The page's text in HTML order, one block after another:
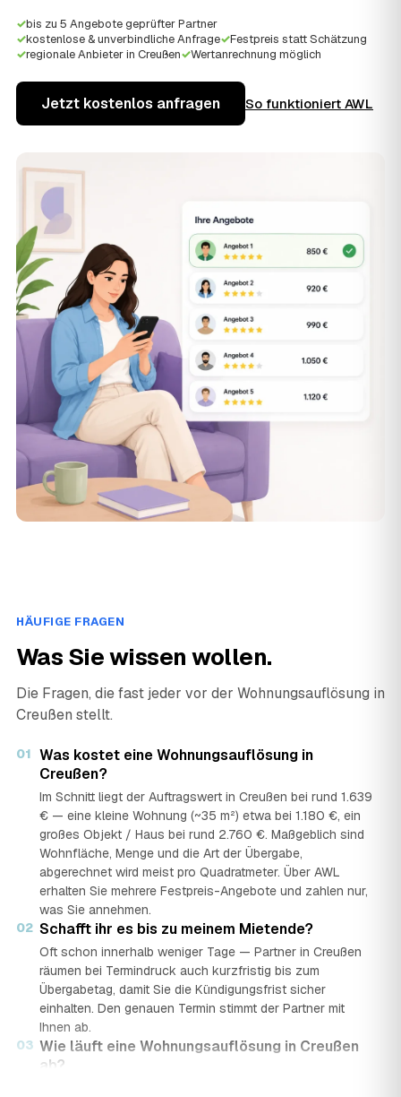
✓bis zu 5 Angebote geprüfter Partner
✓kostenlose & unverbindliche Anfrage✓Festpreis statt Schätzung
✓regionale Anbieter in Creußen✓Wertanrechnung möglich
Jetzt kostenlos anfragen So funktioniert AWL
HÄUFIGE FRAGEN
Was Sie wissen wollen.
Die Fragen, die fast jeder vor der Wohnungsauflösung in
Creußen stellt.
01 Was kostet eine Wohnungsauflösung in
Creußen?
Im Schnitt liegt der Auftragswert in Creußen bei rund 1.639
€ — eine kleine Wohnung (~35 m²) etwa bei 1.180 €, ein
großes Objekt / Haus bei rund 2.760 €. Maßgeblich sind
Wohnfläche, Menge und die Art der Übergabe,
abgerechnet wird meist pro Quadratmeter. Über AWL
erhalten Sie mehrere Festpreis-Angebote und zahlen nur,
was Sie annehmen.
02 Schafft ihr es bis zu meinem Mietende?
Oft schon innerhalb weniger Tage — Partner in Creußen
räumen bei Termindruck auch kurzfristig bis zum
Übergabetag, damit Sie die Kündigungsfrist sicher
einhalten. Den genauen Termin stimmt der Partner mit
Ihnen ab.
03 Wie läuft eine Wohnungsauflösung in Creußen
ab?